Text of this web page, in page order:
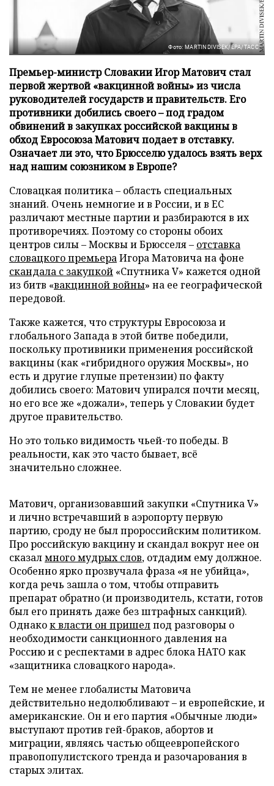
Фото: MARTIN DIVISEK/EPA/ТАСС
Премьер-министр Словакии Игор Матович стал
первой жертвой «вакцинной войны» из числа
руководителей государств и правительств. Его
противники добились своего – под градом
обвинений в закупках российской вакцины в
обход Евросоюза Матович подает в отставку.
Означает ли это, что Брюсселю удалось взять верх
над нашим союзником в Европе?
Словацкая политика – область специальных
знаний. Очень немногие и в России, и в ЕС
различают местные партии и разбираются в их
противоречиях. Поэтому со стороны обоих
центров силы – Москвы и Брюсселя – отставка
словацкого премьераИгора Матовича на фоне
скандала с закупкой «Спутника V» кажется одной
из битв «вакцинной войны» на ее географической
передовой.
Также кажется, что структуры Евросоюза и
глобального Запада в этой битве победили,
поскольку противники применения российской
вакцины (как «гибридного оружия Москвы», но
есть и другие глупые претензии) по факту
добились своего: Матович упирался почти месяц,
но его все же «дожали», теперь у Словакии будет
другое правительство.
Но это только видимость чьей-то победы. В
реальности, как это часто бывает, всё
значительно сложнее.
Матович, организовавший закупки «Спутника V»
и лично встречавший в аэропорту первую
партию, сроду не был пророссийским политиком.
Про российскую вакцину и скандал вокруг нее он
сказалмного мудрых слов, отдадим ему должное.
Особенно ярко прозвучала фраза «я не убийца»,
когда речь зашла о том, чтобы отправить
препарат обратно (и производитель, кстати, готов
был его принять даже без штрафных санкций).
Однакок власти он пришелпод разговоры о
необходимости санкционного давления на
Россию и с респектами в адрес блока НАТО как
«защитника словацкого народа».
Тем не менее глобалисты Матовича
действительно недолюбливают – и европейские, и
американские. Он и его партия «Обычные люди»
выступают против гей-браков, абортов и
миграции, являясь частью общеевропейского
правопопулистского тренда и разочарования в
старых элитах.